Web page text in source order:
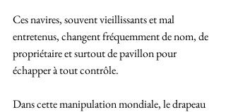
Ces navires, souvent vieillissants et mal
entretenus, changent fréquemment de nom, de
propriétaire et surtout de pavillon pour
échapper à tout contrôle.
Dans cette manipulation mondiale, le drapeau